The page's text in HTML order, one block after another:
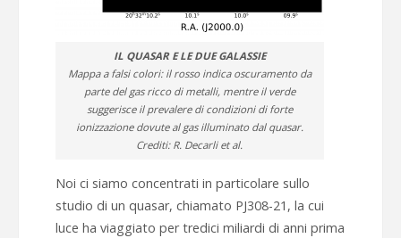
IL QUASAR E LE DUE GALASSIE
Mappa a falsi colori: il rosso indica oscuramento da
parte del gas ricco di metalli, mentre il verde
suggerisce il prevalere di condizioni di forte
ionizzazione dovute al gas illuminato dal quasar.
Crediti: R. Decarli et al.
Noi ci siamo concentrati in particolare sullo
studio di un quasar, chiamato PJ308-21, la cui
luce ha viaggiato per tredici miliardi di anni prima